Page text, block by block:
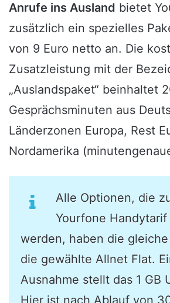
Anrufe ins Ausland bietet
zusätzlich ein spezielles
von 9 Euro netto an. Die
Zusatzleistung mit der
„Auslandspaket“ beinhaltet
Gesprächsminuten aus
Länderzonen Europa, Rest
Nordamerika
Alle Optionen, die
Yourfone
werden, haben die
die gewählte Allnet Flat.
Ausnahme stellt das 1 GB